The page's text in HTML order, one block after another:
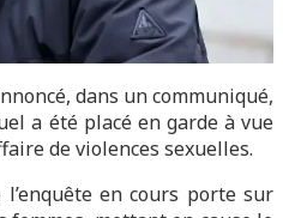
dans un communiqué,
a été placé en garde à vue
de violences sexuelles.
en cours porte sur